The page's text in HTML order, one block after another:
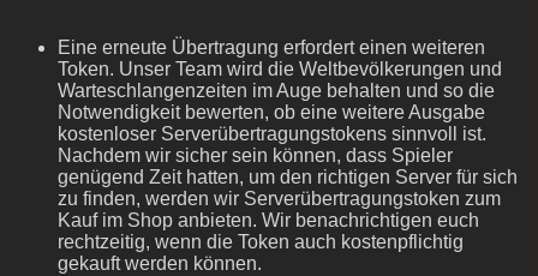
Eine erneute Übertragung erfordert einen weiteren
Token. Unser Team wird die Weltbevölkerungen und
Warteschlangenzeiten im Auge behalten und so die
Notwendigkeit bewerten, ob eine weitere Ausgabe
kostenloser Serverübertragungstokens sinnvoll ist.
Nachdem wir sicher sein können, dass Spieler
genügend Zeit hatten, um den richtigen Server für sich
zu finden, werden wir Serverübertragungstoken zum
Kauf im Shop anbieten. Wir benachrichtigen euch
rechtzeitig, wenn die Token auch kostenpflichtig
gekauft werden können.